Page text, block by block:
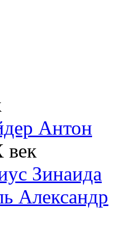
Антон
Зинаида
Александр